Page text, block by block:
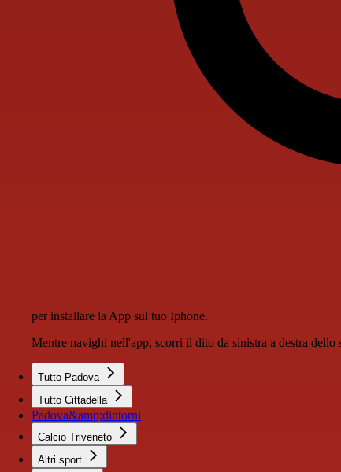
per installare la App sul tuo Iphone.
Mentre navighi nell'app, scorri il dito da sinistra a destra dello
Tutto Padova
Tutto Cittadella
Padova&amp;dintorni
Calcio Triveneto
Altri sport